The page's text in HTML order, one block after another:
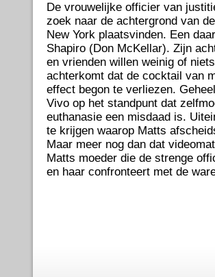
De vrouwelijke officier van
zoek naar de achtergrond van
New York plaatsvinden. Een
Shapiro (Don McKellar). Zijn
en vrienden willen weinig of
achterkomt dat de cocktail van
effect begon te verliezen.
Vivo op het standpunt dat
euthanasie een misdaad is.
te krijgen waarop Matts
Maar meer nog dan dat
Matts moeder die de strenge
en haar confronteert met de